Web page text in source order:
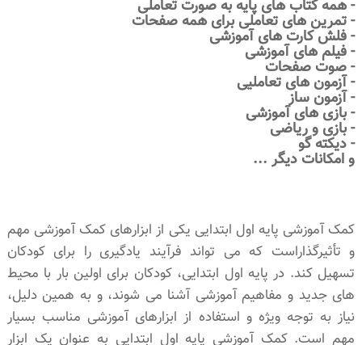
- همه کتاب های پایه به صورت تعاملی
- تمرین های تعاملی برای همه صفحات
- فلش کارت های آموزشی
- فیلم های آموزشی
- صوت صفحات
- آزمون های تعاملیی
- آزمون ساز
- بازی های آموزشی
- بازی و ریاضی
- دیکته گو
و امکانات دیگر ...
کمک آموزشی پایه اول ابتدایی یکی از ابزارهای کمک آموزشی مهم
و تأثیرگذاراست که می تواند فرآیند یادگیری را برای کودکان
تسهیل کند. در پایه اول ابتدایی، کودکان برای اولین بار با محیط
های جدید و مفاهیم آموزشی آشنا می شوند، و به همین دلیل،
نیاز به توجه ویژه و استفاده از ابزارهای آموزشی مناسب بسیار
مهم است. کمک آموزشی پایه اول ابتدایی به عنوان یک ابزار